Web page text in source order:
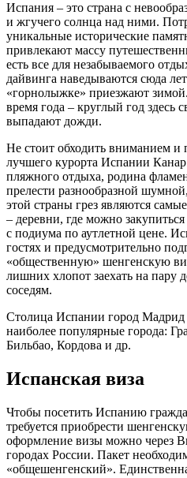
Испания – это страна с
и жгучего солнца над ними.
уникальные исторические
привлекают массу
есть все для незабываемого
дайвинга наведываются сюда
«горнолыжке» приезжают
время года – круглый год здесь
выпадают дожди.
Не стоит обходить вниманием и
лучшего курорта Испании
пляжного отдыха, родина
прелести разнообразной
этой страны грез являются
– деревни, где можно
с подиума по аутлетной цене.
гостях и предусмотрительно
«общественную» шенгенскую
лишних хлопот заехать на пару
соседям.
Столица Испании город
наиболее популярные города:
Бильбао, Кордова и др.
Испанская виза
Чтобы посетить Испанию
требуется приобрести
оформление визы можно через
городах России. Пакет
«общешенгенский».